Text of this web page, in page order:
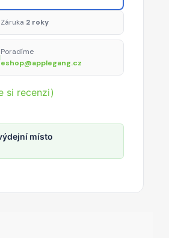
Záruka 2 roky
Poradíme
eshop@applegang.cz
si recenzi)
místo